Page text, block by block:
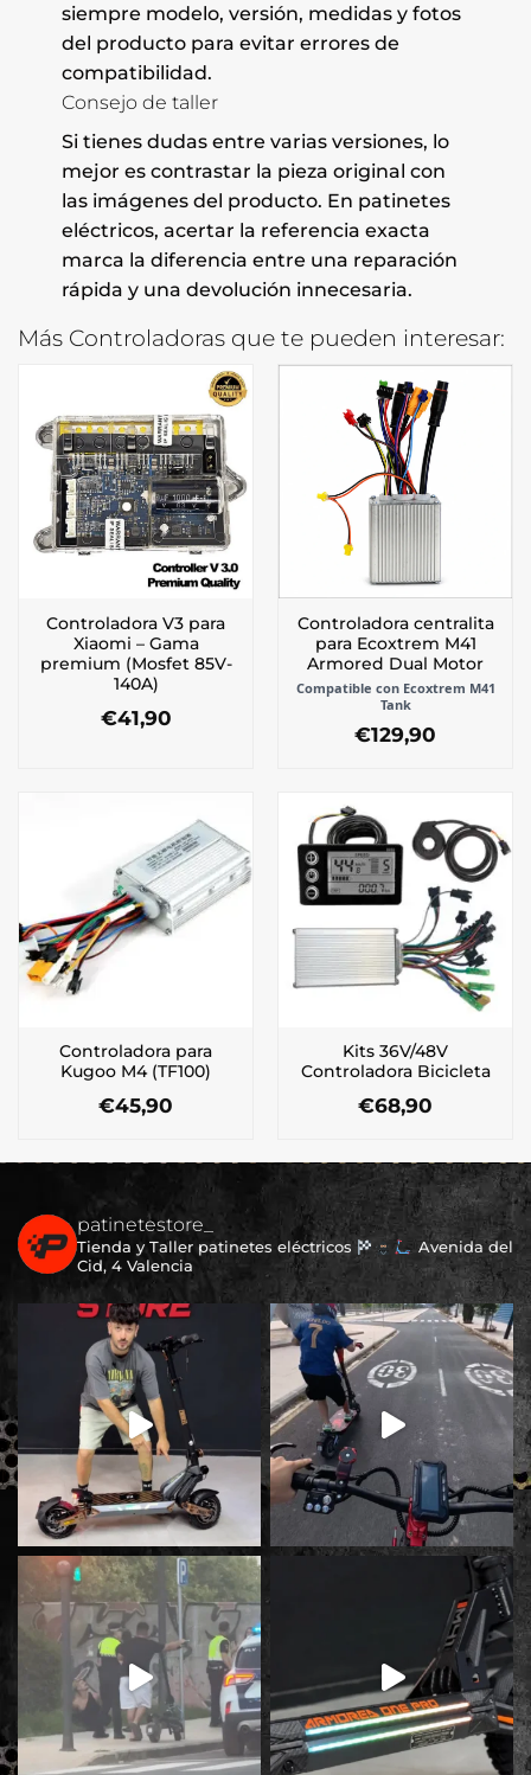
siempre modelo, versión, medidas y fotos
del producto para evitar errores de
compatibilidad.
Consejo de taller
Si tienes dudas entre varias versiones, lo
mejor es contrastar la pieza original con
las imágenes del producto. En patinetes
eléctricos, acertar la referencia exacta
marca la diferencia entre una reparación
rápida y una devolución innecesaria.
Más Controladoras que te pueden interesar:
Controladora V3 para
Xiaomi – Gama
premium (Mosfet 85V-
140A)
€41,90
Controladora centralita
para Ecoxtrem M41
Armored Dual Motor
Compatible con Ecoxtrem M41
Tank
€129,90
Controladora para
Kugoo M4 (TF100)
€45,90
Kits 36V/48V
Controladora Bicicleta
€68,90
patinetestore_
Tienda y Taller patinetes eléctricos
Avenida del
Cid, 4 Valencia